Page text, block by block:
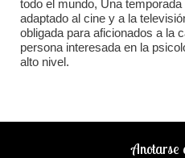
todo el mundo, Una
adaptado al cine y a la
obligada para aficionados a la
persona interesada en la
alto nivel.
Anotarse